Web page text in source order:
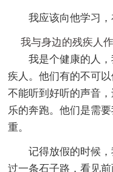
我应该向他学习，
我与身边的残疾人作
我是个健康的人
疾人。他们有的不可
不能听到好听的声音
乐的奔跑。他们是需
重。
记得放假的时候
过一条石子路，看见